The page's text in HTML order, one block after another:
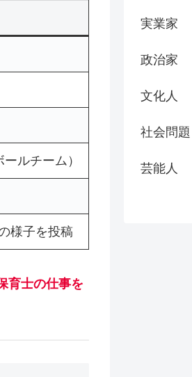
ルチーム）
様子を投稿
育士の仕事を
実業家
政治家
文化人
社会問題
芸能人